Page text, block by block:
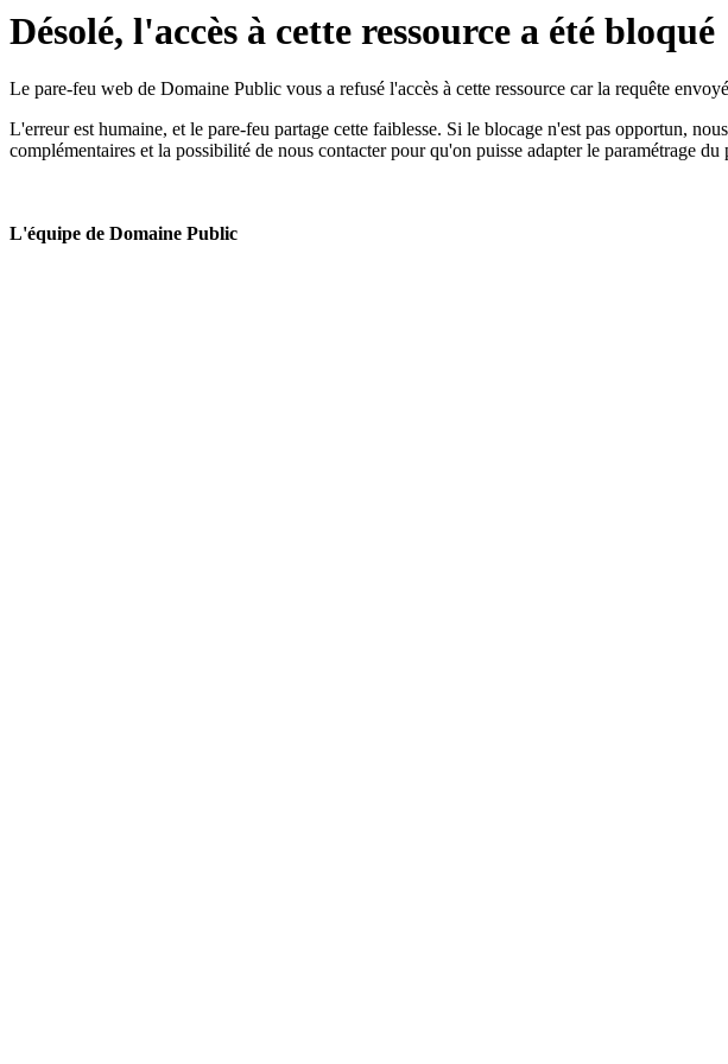
Désolé, l'accès à cette ressource a été bloqué
Le pare-feu web de Domaine Public vous a refusé l'accès à cette ressource car la requête
L'erreur est humaine, et le pare-feu partage cette faiblesse. Si le blocage n'est pas opportun,
complémentaires et la possibilité de nous contacter pour qu'on puisse adapter le paramétrage du
L'équipe de Domaine Public